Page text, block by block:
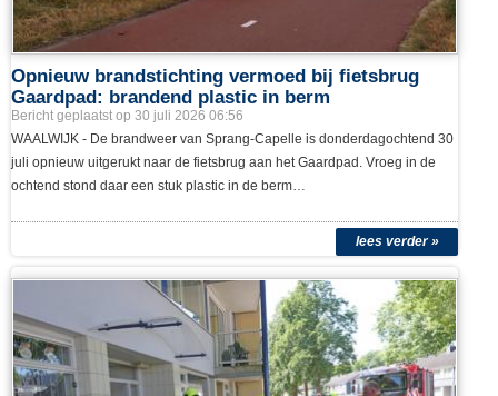
Opnieuw brandstichting vermoed bij fietsbrug
Gaardpad: brandend plastic in berm
Bericht geplaatst op 30 juli 2026 06:56
WAALWIJK - De brandweer van Sprang-Capelle is donderdagochtend 30